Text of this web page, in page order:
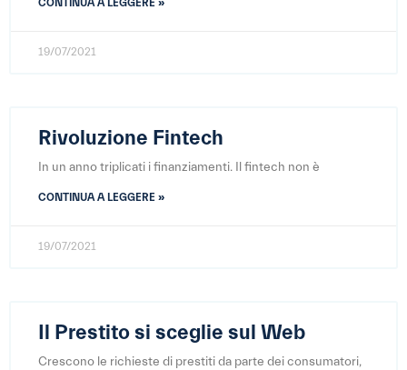
CONTINUA A LEGGERE »
19/07/2021
Rivoluzione Fintech
In un anno triplicati i finanziamenti. Il fintech non è
CONTINUA A LEGGERE »
19/07/2021
Il Prestito si sceglie sul Web
Crescono le richieste di prestiti da parte dei consumatori,